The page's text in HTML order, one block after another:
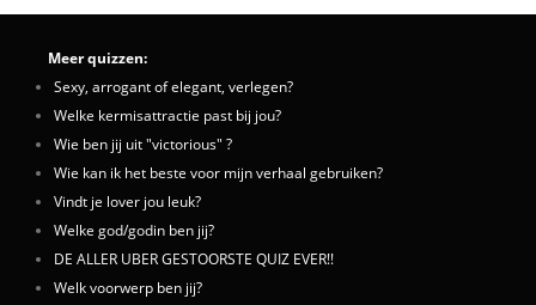
Meer quizzen:
Sexy, arrogant of elegant, verlegen?
Welke kermisattractie past bij jou?
Wie ben jij uit "victorious" ?
Wie kan ik het beste voor mijn verhaal gebruiken?
Vindt je lover jou leuk?
Welke god/godin ben jij?
DE ALLER UBER GESTOORSTE QUIZ EVER!!
Welk voorwerp ben jij?